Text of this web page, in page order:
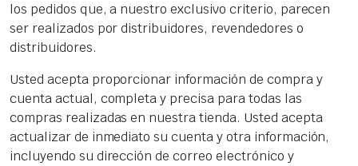
los pedidos que, a nuestro exclusivo criterio, parecen
ser realizados por distribuidores, revendedores o
distribuidores.
Usted acepta proporcionar información de compra y
cuenta actual, completa y precisa para todas las
compras realizadas en nuestra tienda. Usted acepta
actualizar de inmediato su cuenta y otra información,
incluyendo su dirección de correo electrónico y